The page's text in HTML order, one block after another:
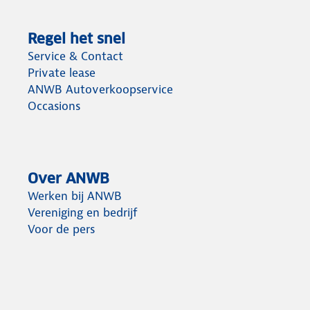
Regel het snel
Service & Contact
Private lease
ANWB Autoverkoopservice
Occasions
Over ANWB
Werken bij ANWB
Vereniging en bedrijf
Voor de pers